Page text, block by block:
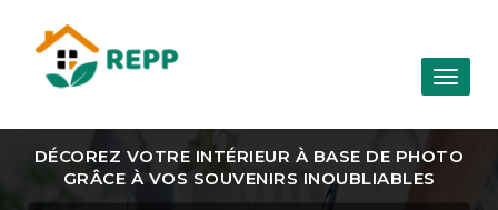
Toggle
DÉCOREZ VOTRE INTÉRIEUR À BASE DE PHOTO
GRÂCE À VOS SOUVENIRS INOUBLIABLES